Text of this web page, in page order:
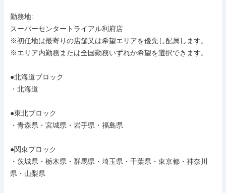
勤務地:
スーパーセンタートライアル利府店
※初任地は最寄りの店舗又は希望エリアを優先し配属します。
※エリア内勤務または全国勤務いずれか希望を選択できます。
●北海道ブロック
・北海道
●東北ブロック
・青森県・宮城県・岩手県・福島県
●関東ブロック
・茨城県・栃木県・群馬県・埼玉県・千葉県・東京都・神奈川
県・山梨県